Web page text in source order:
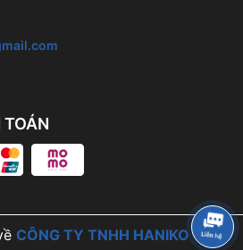
CÔNG TY TNHH HANIKO VIỆT